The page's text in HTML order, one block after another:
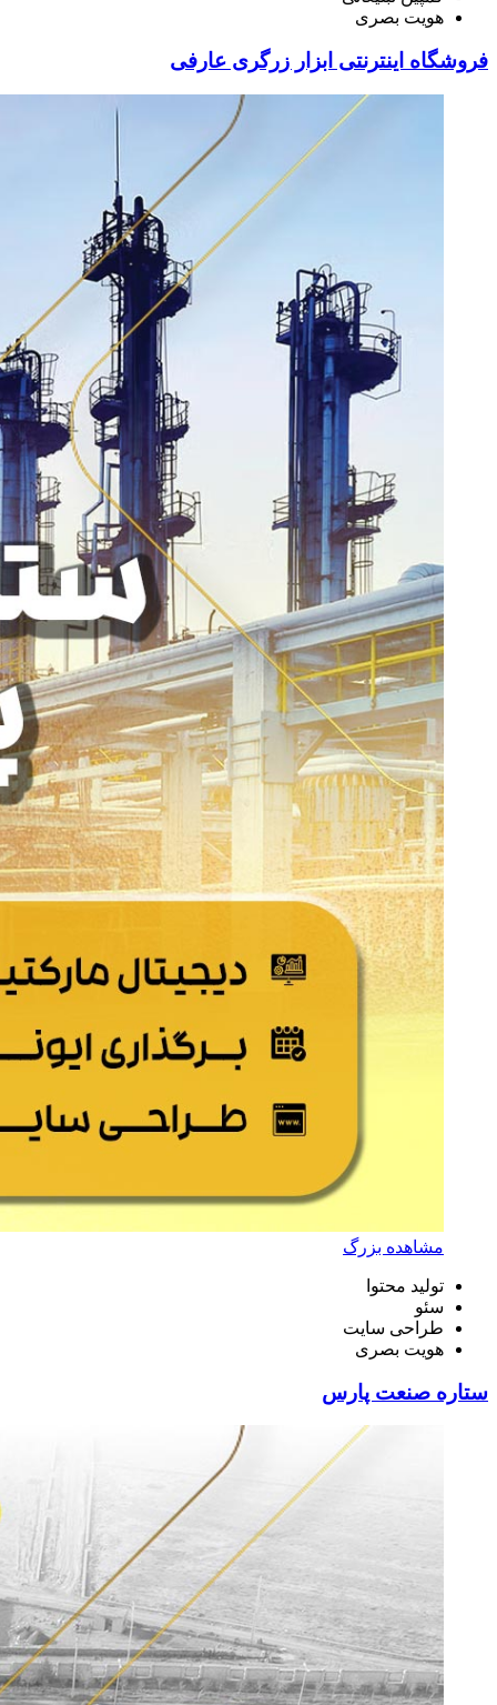
هویت بصری
فروشگاه اینترنتی ابزار زرگری عارفی
مشاهده بزرگ
تولید محتوا
سئو
طراحی سایت
هویت بصری
ستاره صنعت پارس